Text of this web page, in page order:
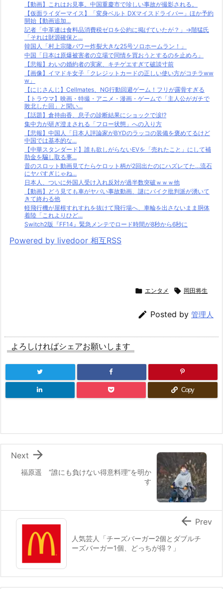
【動画】これはお見事。中国重慶市で珍しい事故が撮影される。
【仮面ライダーマイス】「変身ベルト DXマイスドライバー」ほか予約
開始【動画追加...
記者「中革連は食料品消費税ゼロを公約に掲げていたが？」→階猛氏
「それは財源確保と...
韓国人「村上宗隆パワー炸裂大きな25号ソロホームラン！」
中国「日本は原爆被害者の立場で同情を買おうとするのを止めろ」
【悲報】わいの婚約者の実家、キチゲエすぎて破談寸前
【画像】イマドキ女子「クレジットカードの正しい使い方がコチラww
w」
【にじさんじ】Cellmates、NG行動回避ゲーム！フリが露骨すぎる
【トラウマ】映画・特撮・アニメ・漫画・ゲームで「主人公がガチで
敗北した回」と聞い...
【話題】倉持由香、息子の診断結果にショックで涙⁉
集中力が研ぎ澄まされる「フロー状態」への入り方
【悲報】中国人「日本人評論家がBYDのラッコの装備を褒めてるけど
中国では基本的な...
【中華スタンダード】誰も欲しがらないEVを「売れたこと」にして補
助金を騙し取る事...
昔のスロット動画見てたらケロット柄が2回出たのにハズレてた…流石
にヤバすぎじゃね...
日本人、ついに外国人受け入れ反対が過半数突破ｗｗｗ他
【動画】どう見ても車がヤバい事故動画、謎にバイク批判派が湧いて
きて終わる他
軽飛行機が屋根すれすれを抜けて飛行場へ、車輪を出さないまま胴体
着陸「これよりひど...
Switch2版『FF14』緊急メンテでロード時間が8秒から6秒に
Powered by livedoor 相互RSS
 エンタメ  岡田将生
 Posted by 管理人
よろしければシェアお願いします
Copy
福原遥 “誰にも負けない得意料理”を明か
す

Next
人気芸人「チーズバーガー2個とダブルチ
ーズバーガー1個、どっちが得？」
 Prev